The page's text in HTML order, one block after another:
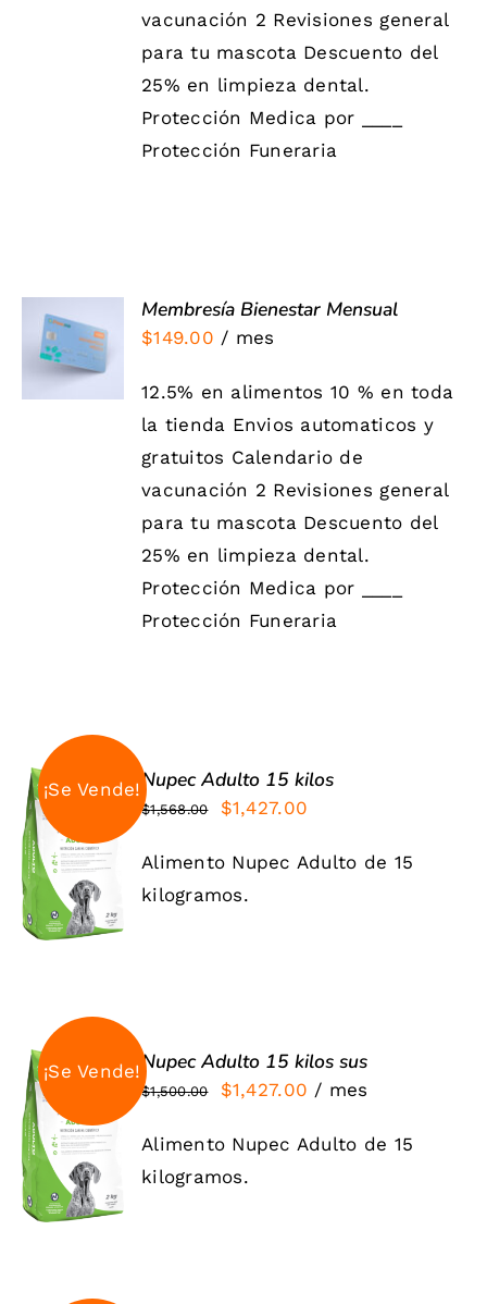
vacunación 2 Revisiones general
para tu mascota Descuento del
25% en limpieza dental.
Protección Medica por ____
Protección Funeraria
SIGN UP
NOW
/
Membresía Bienestar Mensual
$149.00 / mes
12.5% en alimentos 10 % en toda
la tienda Envios automaticos y
gratuitos Calendario de
vacunación 2 Revisiones general
para tu mascota Descuento del
25% en limpieza dental.
Protección Medica por ____
Protección Funeraria
¡Se Vende!
Valorado
con5.00de 5
AÑADIR
AL
CARRITO
/
DETALLES
Nupec Adulto 15 kilos
$1,568.00
El
original
era:
$1,427.00
actual
Alimento Nupec Adulto de 15
kilogramos.
¡Se Vende!
SIGN UP
NOW
/
DETALLES
Nupec Adulto 15 kilos sus
$1,500.00
El
original
era:
$1,427.00 El
actual
/ mes
Alimento Nupec Adulto de 15
kilogramos.